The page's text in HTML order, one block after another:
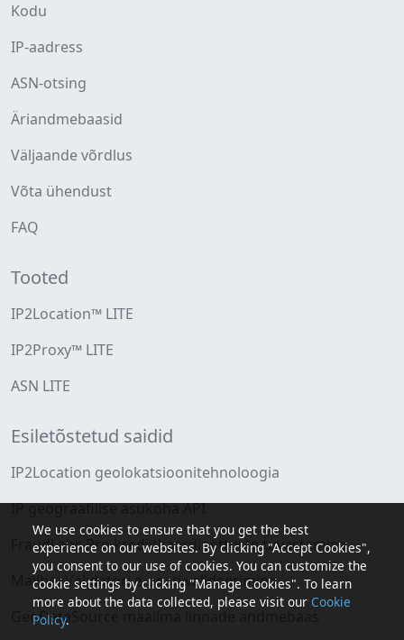
Kodu
IP-aadress
ASN-otsing
Äriandmebaasid
Väljaande võrdlus
Võta ühendust
FAQ
Tooted
IP2Location™ LITE
IP2Proxy™ LITE
ASN LITE
Esiletõstetud saidid
IP2Location geolokatsioonitehnoloogia
IP geograafilise asukoha API
FraudLabs Pro krediitkaardipettuste tuvastamine
MailboxValidatori e-posti valideerimine
GeoDataSource maailma linnade andmebaas
We use cookies to ensure that you get the best
experience on our websites. By clicking "Accept Cookies",
you consent to our use of cookies. You can customize the
cookie settings by clicking "Manage Cookies". To learn
more about the data collected, please visit our Cookie
Policy.